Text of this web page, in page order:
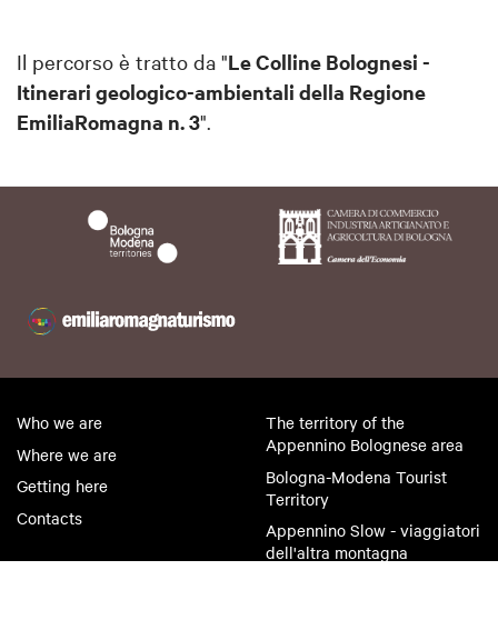
Il percorso è tratto da "Le Colline Bolognesi -
Itinerari geologico-ambientali della Regione
EmiliaRomagna n. 3".
Who we are
Where we are
Getting here
Contacts
The territory of the
Appennino Bolognese area
Bologna-Modena Tourist
Territory
Appennino Slow - viaggiatori
dell'altra montagna